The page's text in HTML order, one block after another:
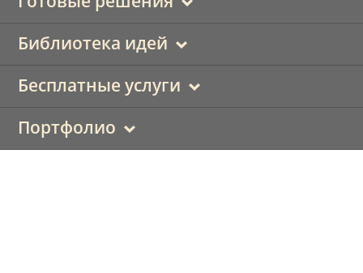
Библиотека идей
Бесплатные услуги
Портфолио